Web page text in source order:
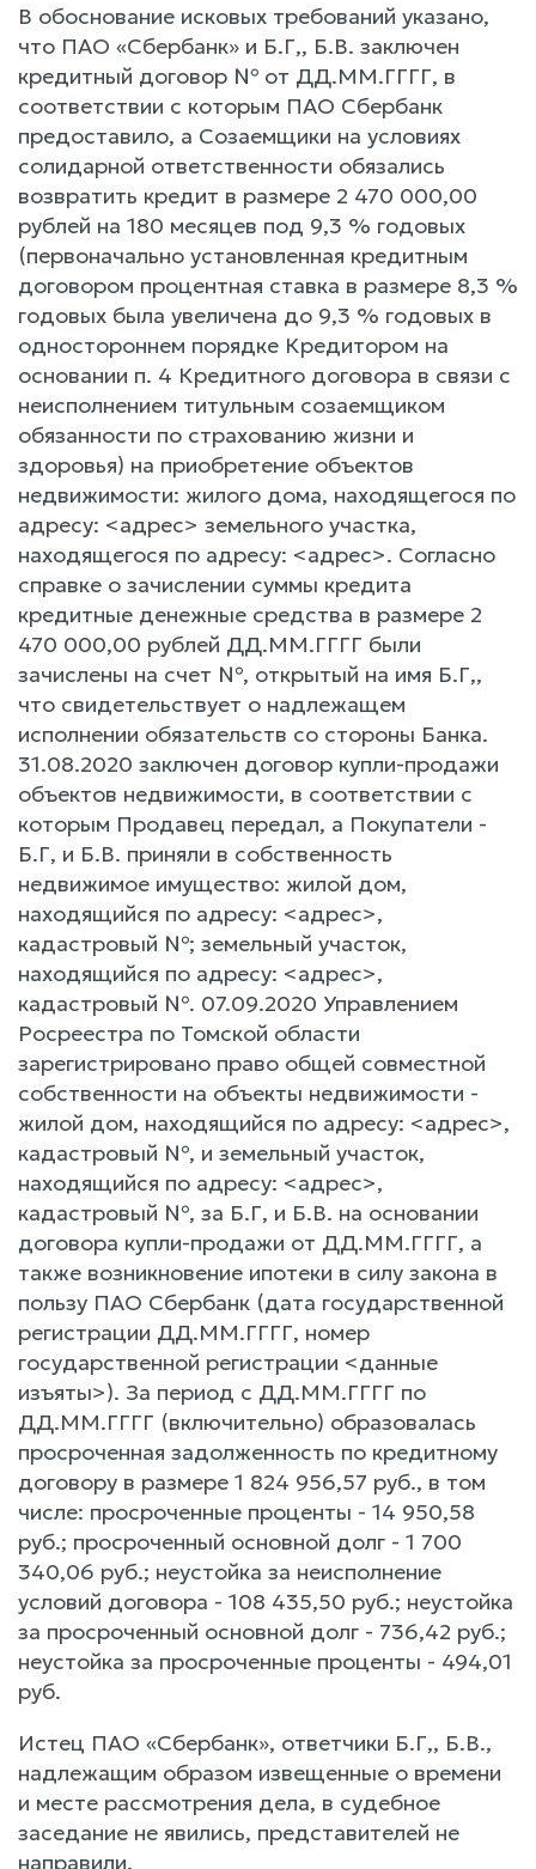
В обоснование исковых требований указано,
что ПАО «Сбербанк» и Б.Г,, Б.В. заключен
кредитный договор № от ДД.ММ.ГГГГ, в
соответствии с которым ПАО Сбербанк
предоставило, а Созаемщики на условиях
солидарной ответственности обязались
возвратить кредит в размере 2 470 000,00
рублей на 180 месяцев под 9,3 % годовых
(первоначально установленная кредитным
договором процентная ставка в размере 8,3 %
годовых была увеличена до 9,3 % годовых в
одностороннем порядке Кредитором на
основании п. 4 Кредитного договора в связи с
неисполнением титульным созаемщиком
обязанности по страхованию жизни и
здоровья) на приобретение объектов
недвижимости: жилого дома, находящегося по
адресу: <адрес> земельного участка,
находящегося по адресу: <адрес>. Согласно
справке о зачислении суммы кредита
кредитные денежные средства в размере 2
470 000,00 рублей ДД.ММ.ГГГГ были
зачислены на счет №, открытый на имя Б.Г,,
что свидетельствует о надлежащем
исполнении обязательств со стороны Банка.
31.08.2020 заключен договор купли-продажи
объектов недвижимости, в соответствии с
которым Продавец передал, а Покупатели -
Б.Г, и Б.В. приняли в собственность
недвижимое имущество: жилой дом,
находящийся по адресу: <адрес>,
кадастровый №; земельный участок,
находящийся по адресу: <адрес>,
кадастровый №. 07.09.2020 Управлением
Росреестра по Томской области
зарегистрировано право общей совместной
собственности на объекты недвижимости -
жилой дом, находящийся по адресу: <адрес>,
кадастровый №, и земельный участок,
находящийся по адресу: <адрес>,
кадастровый №, за Б.Г, и Б.В. на основании
договора купли-продажи от ДД.ММ.ГГГГ, а
также возникновение ипотеки в силу закона в
пользу ПАО Сбербанк (дата государственной
регистрации ДД.ММ.ГГГГ, номер
государственной регистрации <данные
изъяты>). За период с ДД.ММ.ГГГГ по
ДД.ММ.ГГГГ (включительно) образовалась
просроченная задолженность по кредитному
договору в размере 1 824 956,57 руб., в том
числе: просроченные проценты - 14 950,58
руб.; просроченный основной долг - 1 700
340,06 руб.; неустойка за неисполнение
условий договора - 108 435,50 руб.; неустойка
за просроченный основной долг - 736,42 руб.;
неустойка за просроченные проценты - 494,01
руб.
Истец ПАО «Сбербанк», ответчики Б.Г,, Б.В.,
надлежащим образом извещенные о времени
и месте рассмотрения дела, в судебное
заседание не явились, представителей не
направили.